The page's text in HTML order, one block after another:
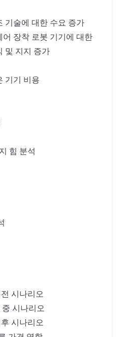
기술에 대한 수요 증가
어 장착 로봇 기기에 대한
및 지지 증가
기기 비용
힘 분석
시나리오
시나리오
시나리오